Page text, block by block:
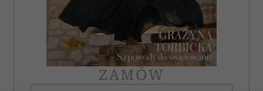
ZAMÓW